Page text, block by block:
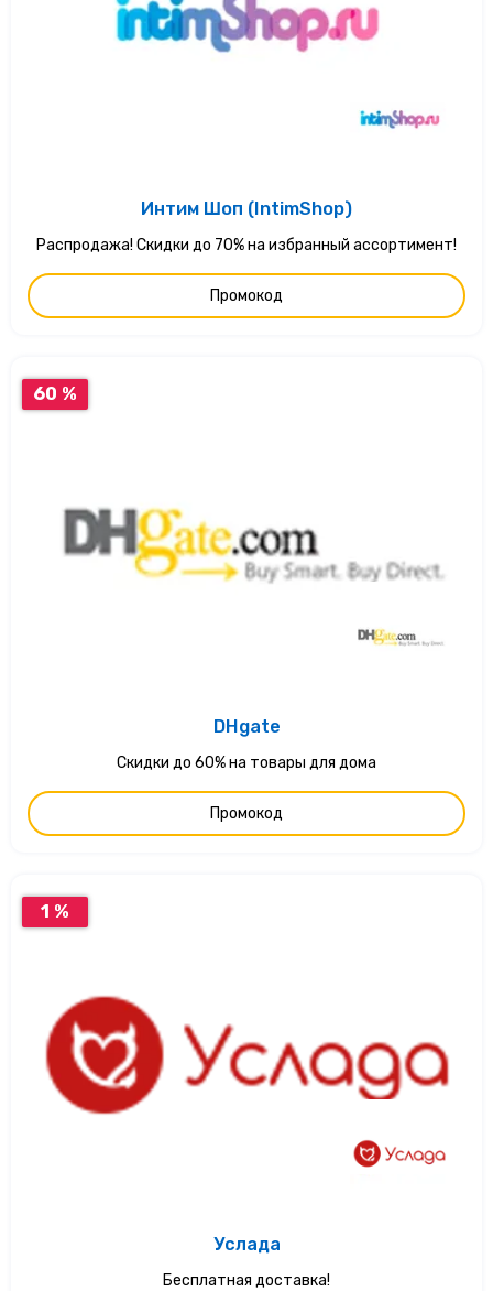
Интим Шоп (IntimShop)
Распродажа! Скидки до 70% на избранный ассортимент!
Промокод
60 %
DHgate
Скидки до 60% на товары для дома
Промокод
1 %
Услада
Бесплатная доставка!